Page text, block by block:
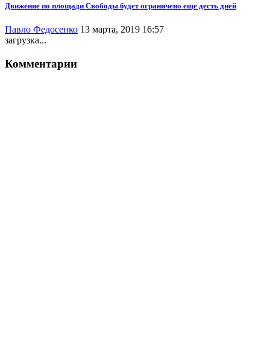
Движение по площади Свободы будет ограничено еще десть дней
Павло Федосенко 13 марта, 2019 16:57
загрузка...
Комментарии